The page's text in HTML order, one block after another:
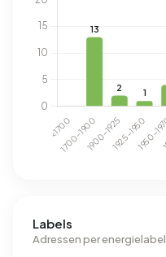
Labels
Adressen per energielabel